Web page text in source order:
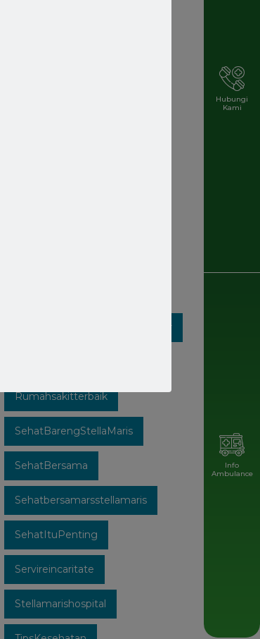
Rumahsakitstellamarismakassar
Rumahsakitterbaik
SehatBarengStellaMaris
SehatBersama
Sehatbersamarsstellamaris
SehatItuPenting
Servireincaritate
Stellamarishospital
Hubungi
Kami
Info
Ambulance